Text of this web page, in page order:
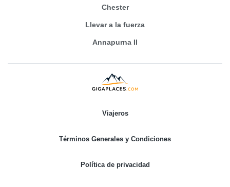
Chester
Llevar a la fuerza
Annapurna II
Viajeros
Términos Generales y Condiciones
Política de privacidad